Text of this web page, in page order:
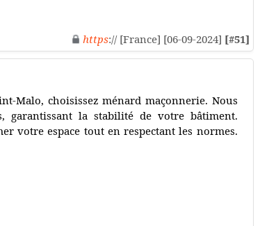
https:// [France] [06-09-2024] [#51]
Malo, choisissez ménard maçonnerie. Nous
garantissant la stabilité de votre bâtiment.
votre espace tout en respectant les normes.